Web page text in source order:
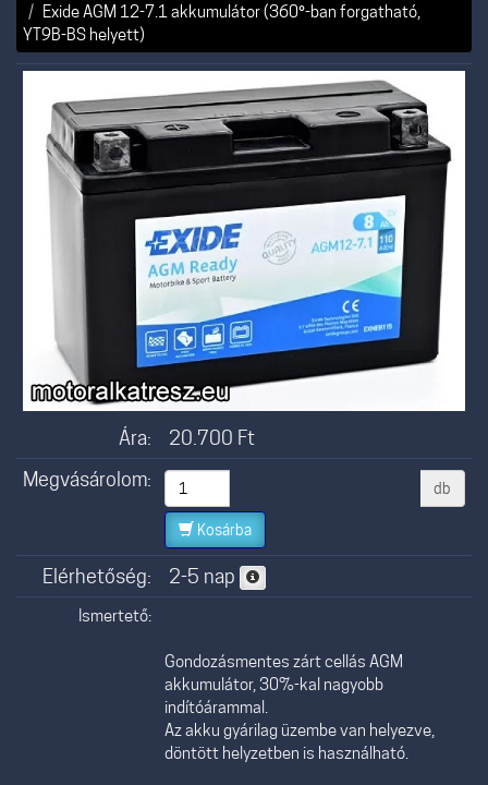
Exide AGM 12-7.1 akkumulátor (360°-ban forgatható,
YT9B-BS helyett)
Ára: 20.700 Ft
Megvásárolom:
db
Kosárba
Elérhetőség: 2-5 nap
Ismertető:
Gondozásmentes zárt cellás AGM
akkumulátor, 30%-kal nagyobb
indítóárammal.
Az akku gyárilag üzembe van helyezve,
döntött helyzetben is használható.